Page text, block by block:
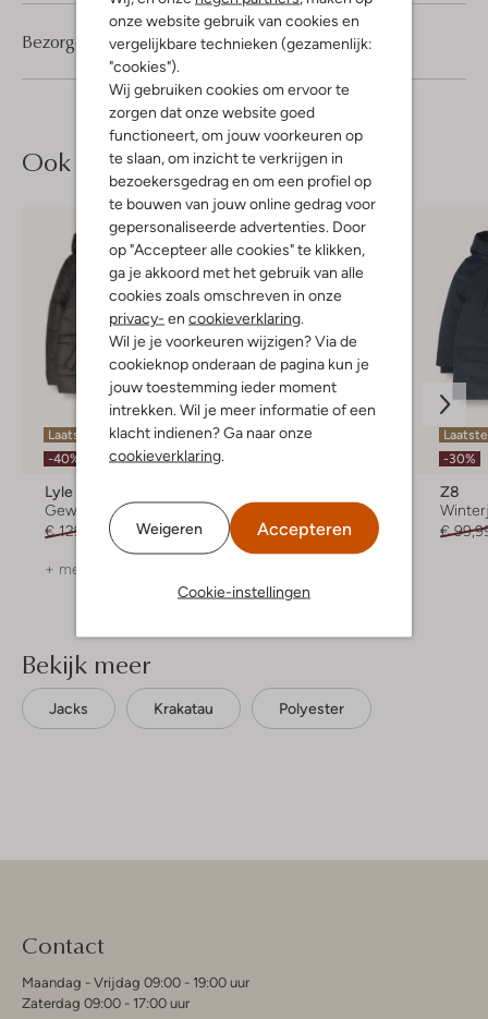
onze website gebruik van cookies en
vergelijkbare technieken (gezamenlijk:
"cookies").
Wij gebruiken cookies om ervoor te
zorgen dat onze website goed
functioneert, om jouw voorkeuren op
te slaan, om inzicht te verkrijgen in
bezoekersgedrag en om een profiel op
te bouwen van jouw online gedrag voor
gepersonaliseerde advertenties. Door
op "Accepteer alle cookies" te klikken,
ga je akkoord met het gebruik van alle
cookies zoals omschreven in onze
privacy- en cookieverklaring.
Wil je je voorkeuren wijzigen? Via de
cookieknop onderaan de pagina kun je
jouw toestemming ieder moment
intrekken. Wil je meer informatie of een
klacht indienen? Ga naar onze
cookieverklaring.
Weigeren Accepteren
Cookie-instellingen
Bezorgen & retourneren
Ook iets voor jou?
Laatste maten
-40%
Lyle & Scott
Gewatteerde jas
€ 129,99
€ 77,99
+ meer kleuren
Laatste maten
Gewatteerde jas
€ 99,99 € 59,99
-30%
Z8
€
Bekijk meer
Jacks Krakatau Polyester
Contact
Maandag - Vrijdag 09:00 - 19:00 uur
Zaterdag 09:00 - 17:00 uur